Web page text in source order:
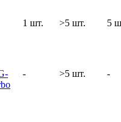
1 шт. >5 шт. 5
- >5 шт. -